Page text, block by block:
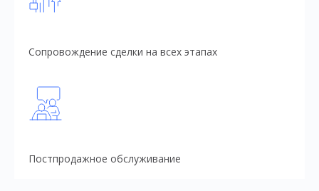
Сопровождение сделки на всех этапах
Постпродажное обслуживание